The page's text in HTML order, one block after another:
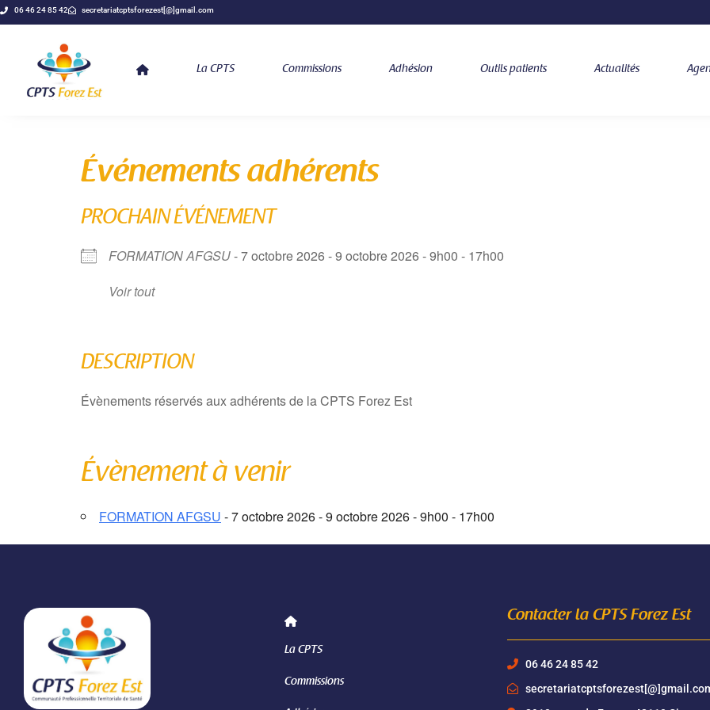
06 46 24 85 42 secretariatcptsforezest[@]gmail.com
La CPTS Commissions Adhésion Outils patients Actualités
Événements adhérents
PROCHAIN ÉVÉNEMENT
FORMATION AFGSU- 7 octobre 2026 - 9 octobre 2026 - 9h00 - 17h00
Voir tout
DESCRIPTION
Évènements réservés aux adhérents de la CPTS Forez Est
Évènement à venir
FORMATION AFGSU - 7 octobre 2026 - 9 octobre 2026 - 9h00 - 17h00
La CPTS
Commissions
Contacter la CPTS Forez Est
06 46 24 85 42